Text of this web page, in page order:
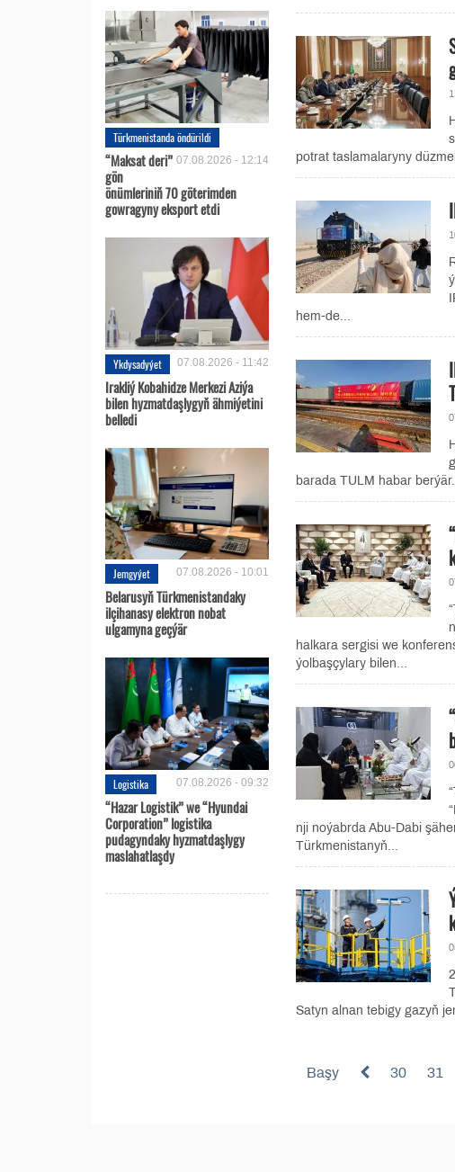
Türkmenistanda öndürildi
07.08.2026 - 12:14
“Maksat deri”
gön
önümleriniň 70 göterimden
gowragyny eksport etdi
Ykdysadyýet 07.08.2026 - 11:42
Irakliý Kobahidze Merkezi Aziýa
bilen hyzmatdaşlygyň ähmiýetini
belledi
Jemgyýet 07.08.2026 - 10:01
Belarusyň Türkmenistandaky
ilçihanasy elektron nobat
ulgamyna geçýär
Logistika 07.08.2026 - 09:32
“Hazar Logistik” we “Hyundai
Corporation” logistika
pudagyndaky hyzmatdaşlygy
maslahatlaşdy
potrat taslamalaryny
hem-de...
barada TULM habar
halkara sergisi we
ýolbaşçylary bilen...
nji noýabrda Abu-Dabi
Türkmenistanyň...
Satyn alnan tebigy gazyň
Başy 30 31